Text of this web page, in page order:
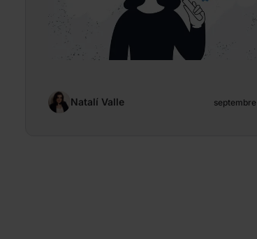
Natalí Valle